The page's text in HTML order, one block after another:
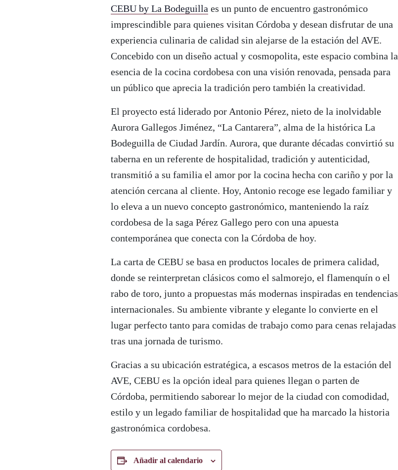
CEBU by La Bodeguilla es un punto de encuentro gastronómico
imprescindible para quienes visitan Córdoba y desean disfrutar de una
experiencia culinaria de calidad sin alejarse de la estación del AVE.
Concebido con un diseño actual y cosmopolita, este espacio combina la
esencia de la cocina cordobesa con una visión renovada, pensada para
un público que aprecia la tradición pero también la creatividad.
El proyecto está liderado por Antonio Pérez, nieto de la inolvidable
Aurora Gallegos Jiménez, “La Cantarera”, alma de la histórica La
Bodeguilla de Ciudad Jardín. Aurora, que durante décadas convirtió su
taberna en un referente de hospitalidad, tradición y autenticidad,
transmitió a su familia el amor por la cocina hecha con cariño y por la
atención cercana al cliente. Hoy, Antonio recoge ese legado familiar y
lo eleva a un nuevo concepto gastronómico, manteniendo la raíz
cordobesa de la saga Pérez Gallego pero con una apuesta
contemporánea que conecta con la Córdoba de hoy.
La carta de CEBU se basa en productos locales de primera calidad,
donde se reinterpretan clásicos como el salmorejo, el flamenquín o el
rabo de toro, junto a propuestas más modernas inspiradas en tendencias
internacionales. Su ambiente vibrante y elegante lo convierte en el
lugar perfecto tanto para comidas de trabajo como para cenas relajadas
tras una jornada de turismo.
Gracias a su ubicación estratégica, a escasos metros de la estación del
AVE, CEBU es la opción ideal para quienes llegan o parten de
Córdoba, permitiendo saborear lo mejor de la ciudad con comodidad,
estilo y un legado familiar de hospitalidad que ha marcado la historia
gastronómica cordobesa.
Añadir al calendario